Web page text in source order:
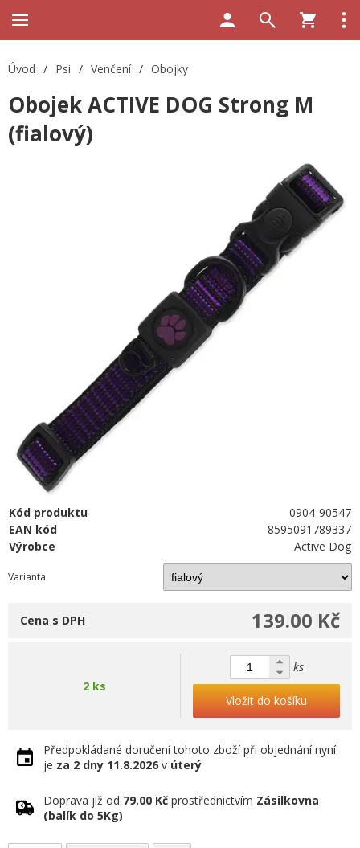
Úvod / Psi / Venčení / Obojky
Obojek ACTIVE DOG Strong M
(fialový)
Kód produktu
0904-90547
EAN kód
8595091789337
Výrobce
Active Dog
Varianta
139.00 Kč
Cena s DPH
2 ks
ks
Vložit do košíku
Předpokládané doručení tohoto zboží při objednání nyní
je za 2 dny 11.8.2026 v úterý
Doprava již od 79.00 Kč prostřednictvím Zásilkovna
(balík do 5Kg)